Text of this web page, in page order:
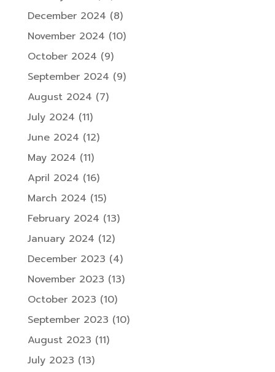
December 2024 (8)
November 2024 (10)
October 2024 (9)
September 2024 (9)
August 2024 (7)
July 2024 (11)
June 2024 (12)
May 2024 (11)
April 2024 (16)
March 2024 (15)
February 2024 (13)
January 2024 (12)
December 2023 (4)
November 2023 (13)
October 2023 (10)
September 2023 (10)
August 2023 (11)
July 2023 (13)